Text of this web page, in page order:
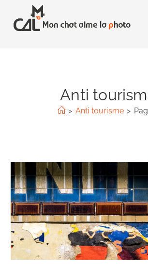
content
Anti
> Anti tourisme >